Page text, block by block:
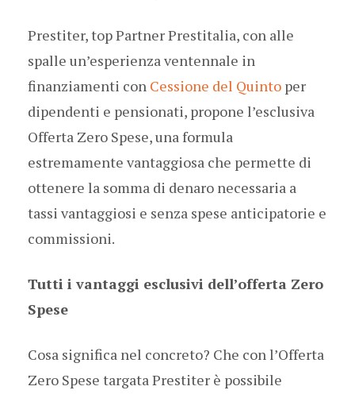
Prestiter, top Partner Prestitalia, con alle
spalle un’esperienza ventennale in
finanziamenti con Cessione del Quinto per
dipendenti e pensionati, propone l’esclusiva
Offerta Zero Spese, una formula
estremamente vantaggiosa che permette di
ottenere la somma di denaro necessaria a
tassi vantaggiosi e senza spese anticipatorie e
commissioni.
Tutti i vantaggi esclusivi dell’offerta Zero
Spese
Cosa significa nel concreto? Che con l’Offerta
Zero Spese targata Prestiter è possibile